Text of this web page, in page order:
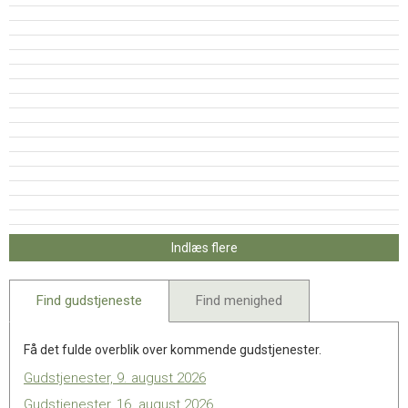
11.0:
Kalender
13.0:
Værktøjskassen
14.0:
Mission
BaptistKirken
16.0:
Kontakt
Indlæs flere
Find gudstjeneste Find menighed
Få det fulde overblik over kommende gudstjenester.
Gudstjenester, 9. august 2026
Gudstjenester, 16. august 2026